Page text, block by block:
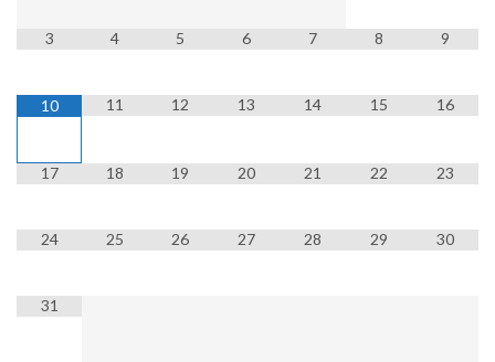
3 4 5 6 7 8 9
10 11 12 13 14 15 16
17 18 19 20 21 22 23
24 25 26 27 28 29 30
31